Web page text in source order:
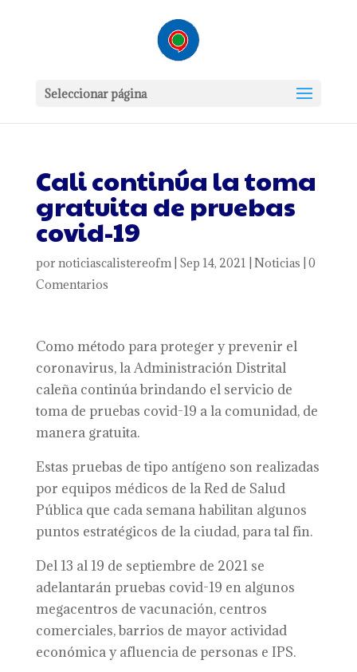
Seleccionar página
Cali continúa la toma
gratuita de pruebas
covid-19
por noticiascalistereofm| Sep 14, 2021 Noticias 0
Comentarios
Como método para proteger y prevenir el
coronavirus, la Administración Distrital
caleña continúa brindando el servicio de
toma de pruebas covid-19 a la comunidad, de
manera gratuita.
Estas pruebas de tipo antígeno son realizadas
por equipos médicos de la Red de Salud
Pública que cada semana habilitan algunos
puntos estratégicos de la ciudad, para tal fin.
Del 13 al 19 de septiembre de 2021 se
adelantarán pruebas covid-19 en algunos
megacentros de vacunación, centros
comerciales, barrios de mayor actividad
económica y afluencia de personas e IPS.